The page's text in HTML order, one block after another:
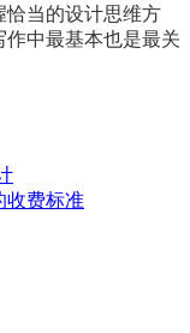
恰当的设计思维方
中最基本也是最关
收费标准